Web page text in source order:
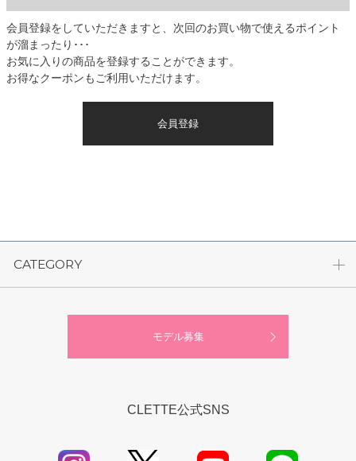
会員登録をしていただきますと、次回のお買い物で使えるポイント
が溜まったり･･･
お気に入りの商品を登録することができます。
お得なクーポンもご利用いただけます。
会員登録
CATEGORY
モデル募集
CLETTE公式SNS